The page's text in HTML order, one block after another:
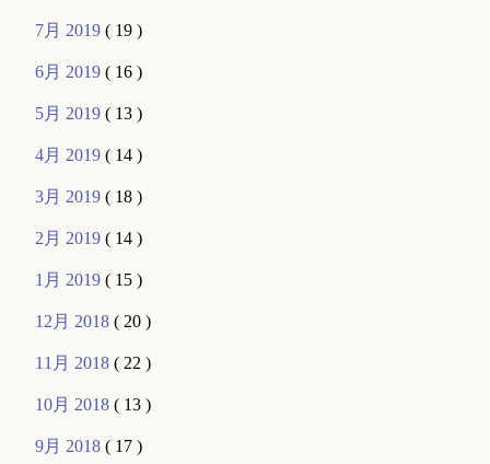
7月 2019( 19 )
6月 2019( 16 )
5月 2019( 13 )
4月 2019( 14 )
3月 2019( 18 )
2月 2019( 14 )
1月 2019( 15 )
12月 2018( 20 )
11月 2018( 22 )
10月 2018( 13 )
9月 2018( 17 )